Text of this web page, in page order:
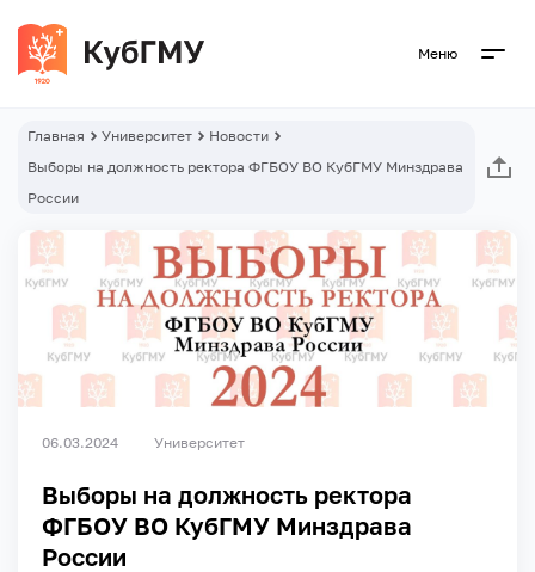
Меню
Главная Университет
Новости
Выборы на должность ректора ФГБОУ ВО КубГМУ Минздрава
России
06.03.2024 Университет
Выборы на должность ректора
ФГБОУ ВО КубГМУ Минздрава
России